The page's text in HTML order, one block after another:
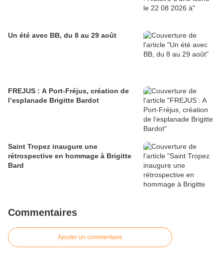
Un été avec BB, du 8 au 29 août
FREJUS : A Port-Fréjus, création de
l’esplanade Brigitte Bardot
Saint Tropez inaugure une
rétrospective en hommage à Brigitte
Bard
Commentaires
Ajouter un commentaire